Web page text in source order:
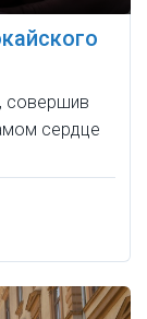
совершив
сердце